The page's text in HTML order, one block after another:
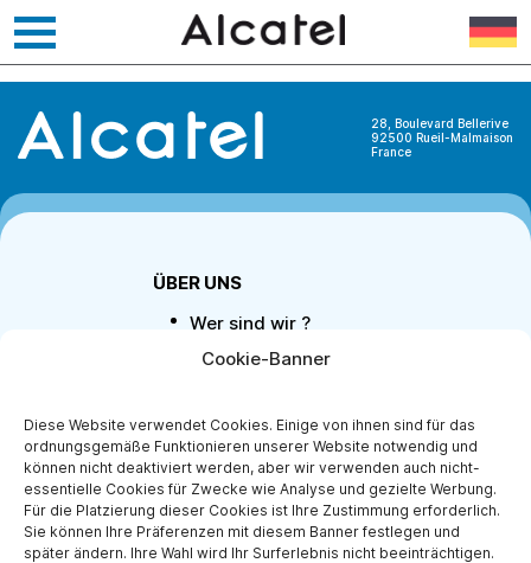
Cookie-Banner
Diese Website verwendet Cookies. Einige von ihnen sind für das
ordnungsgemäße Funktionieren unserer Website notwendig und
können nicht deaktiviert werden, aber wir verwenden auch nicht-
essentielle Cookies für Zwecke wie Analyse und gezielte Werbung.
Für die Platzierung dieser Cookies ist Ihre Zustimmung erforderlich.
Sie können Ihre Präferenzen mit diesem Banner festlegen und
später ändern. Ihre Wahl wird Ihr Surferlebnis nicht beeinträchtigen.
Zum
springen
Orange
28, Boulevard Bellerive
92500 Rueil-Malmaison
France
ÜBER UNS
Wer sind wir ?
Partner werden
Schutz
personenbezogener
Daten
PRAKTISCHE PFANDRECHTE